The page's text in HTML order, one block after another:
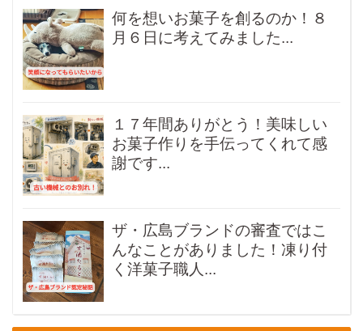
何を想いお菓子を創るのか！８
月６日に考えてみました...
１７年間ありがとう！美味しい
お菓子作りを手伝ってくれて感
謝です...
ザ・広島ブランドの審査ではこ
んなことがありました！凍り付
く洋菓子職人...